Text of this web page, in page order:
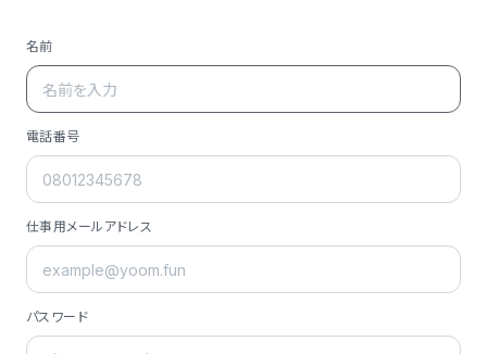
名前
電話番号
仕事用メールアドレス
パスワード